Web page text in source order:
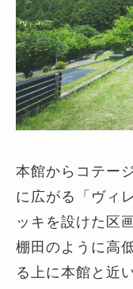
本館からコテー
に広がる「ヴィ
ッキを設けた区
棚田のように高
る上に本館と近